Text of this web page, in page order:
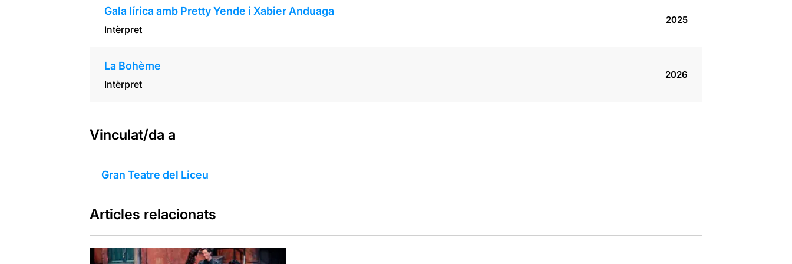
Gala lírica amb Pretty Yende i Xabier Anduaga
Intèrpret
2025
La Bohème
Intèrpret
2026
Vinculat/da a
Gran Teatre del Liceu
Articles relacionats